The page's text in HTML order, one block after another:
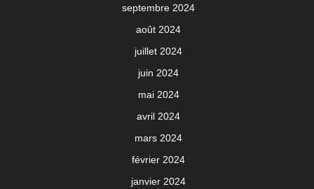
septembre 2024
août 2024
juillet 2024
juin 2024
mai 2024
avril 2024
mars 2024
février 2024
janvier 2024